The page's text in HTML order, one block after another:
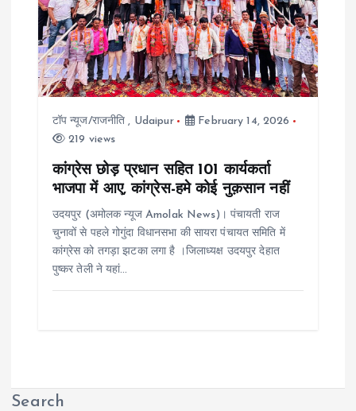
टॉप न्यूज/राजनीति , Udaipur
February 14, 2026
219 views
कांग्रेस छोड़ प्रधान सहित 101 कार्यकर्ता
भाजपा में आए, कांग्रेस-हमे कोई नुक़सान नहीं
उदयपुर (अमोलक न्यूज Amolak News)। पंचायती राज
चुनावों से पहले गोगुंदा विधानसभा की सायरा पंचायत समिति में
कांग्रेस को तगड़ा झटका लगा है ।जिलाध्यक्ष उदयपुर देहात
पुष्कर तेली ने यहां…
Search